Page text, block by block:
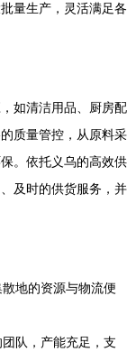
量生产，灵活满足各
如清洁用品、厨房配
质量管控，从原料采
。依托义乌的高效供
及时的供货服务，并
地的资源与物流便
队，产能充足，支